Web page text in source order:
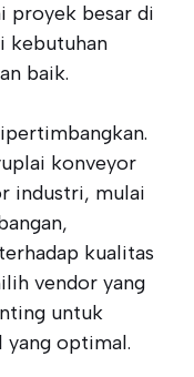
proyek besar di
kebutuhan
baik.
konveyor
industri, mulai
kualitas
vendor yang
untuk
yang optimal.